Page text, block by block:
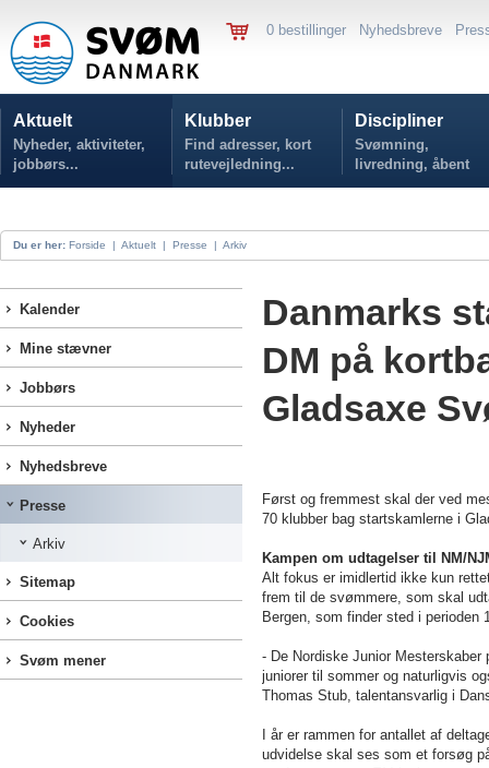
0 bestillinger Nyhedsbreve
Aktuelt
Nyheder, aktiviteter,
jobbørs...
Klubber
Find adresser, kort
rutevejledning...
Discipliner
Svømning,
livredning, åbent
vand...
Du er her: Forside | Aktuelt | Presse | Arkiv
Kalender
Mine stævner
Jobbørs
Nyheder
Nyhedsbreve
Presse
Arkiv
Sitemap
Cookies
Svøm mener
Danmarks
DM på
Gladsaxe
Først og fremmest skal der ved
70 klubber bag startskamlerne i
Kampen om udtagelser til NM/
Alt fokus er imidlertid ikke kun
frem til de svømmere, som skal
Bergen, som finder sted i perioden
- De Nordiske Junior
juniorer til sommer og naturligvis
Thomas Stub, talentansvarlig i
I år er rammen for antallet af
udvidelse skal ses som et forsøg